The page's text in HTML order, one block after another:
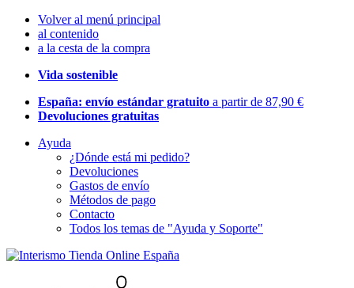
Volver al menú principal
al contenido
a la cesta de la compra
Vida sostenible
España: envío estándar gratuito a partir de 87,90 €
Devoluciones gratuitas
Ayuda
¿Dónde está mi pedido?
Devoluciones
Gastos de envío
Métodos de pago
Contacto
Todos los temas de "Ayuda y Soporte"